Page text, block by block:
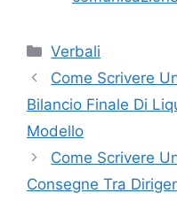
Categorie
Verbali
Come Scrivere
Bilancio Finale Di
Modello
Come Scrivere
Consegne Tra